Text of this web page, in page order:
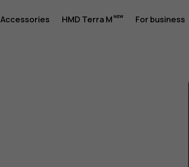
Accessories HMD Terra M For business